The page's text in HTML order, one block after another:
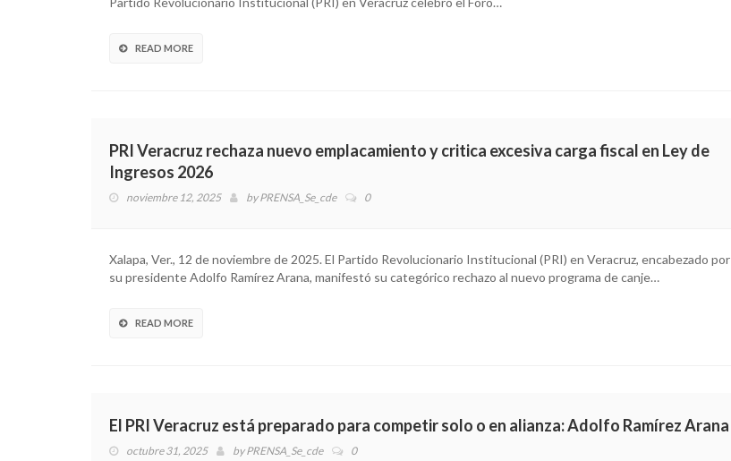
READ MORE
PRI Veracruz rechaza nuevo emplacamiento y critica excesiva carga fiscal en Ley de
Ingresos 2026
noviembre 12, 2025 byPRENSA_Se_cde 0
Xalapa, Ver., 12 de noviembre de 2025. El Partido Revolucionario Institucional (PRI) en Veracruz, encabezado por
su presidente Adolfo Ramírez Arana, manifestó su categórico rechazo al nuevo programa de canje…
READ MORE
El PRI Veracruz está preparado para competir solo o en alianza: Adolfo Ramírez Arana
octubre 31, 2025 byPRENSA_Se_cde 0